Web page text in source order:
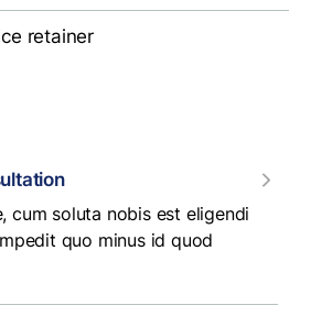
retainer
cum soluta nobis est eligendi
quo minus id quod